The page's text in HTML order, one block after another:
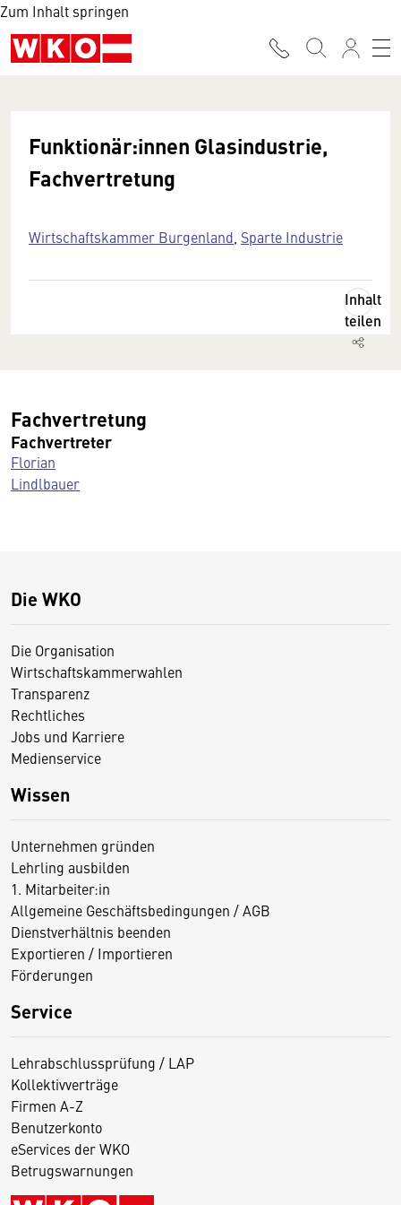
Zum Inhalt springen
Funktionär:innen Glasindustrie,
Fachvertretung
Wirtschaftskammer Burgenland Sparte Industrie
Inhalt
teilen
Fachvertretung
Fachvertreter
Florian
Lindlbauer
Die WKO
Die Organisation
Wirtschaftskammerwahlen
Transparenz
Rechtliches
Jobs und Karriere
Medienservice
Wissen
Unternehmen gründen
Lehrling ausbilden
1. Mitarbeiter:in
Allgemeine Geschäftsbedingungen / AGB
Dienstverhältnis beenden
Exportieren / Importieren
Förderungen
Service
Lehrabschlussprüfung / LAP
Kollektivverträge
Firmen A-Z
Benutzerkonto
eServices der WKO
Betrugswarnungen